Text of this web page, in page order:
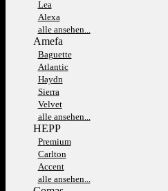
Lea
Alexa
alle ansehen...
Amefa
Baguette
Atlantic
Haydn
Sierra
Velvet
alle ansehen...
HEPP
Premium
Carlton
Accent
alle ansehen...